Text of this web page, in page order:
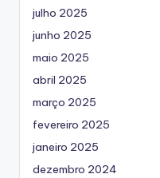
julho 2025
junho 2025
maio 2025
abril 2025
março 2025
fevereiro 2025
janeiro 2025
dezembro 2024